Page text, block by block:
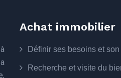
Achat immobilier
Définir ses besoins et
Recherche et visite du